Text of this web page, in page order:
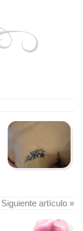
Siguiente artículo »